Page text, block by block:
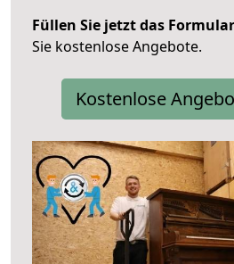
Füllen Sie jetzt das
Sie kostenlose Angebote.
Kostenlose